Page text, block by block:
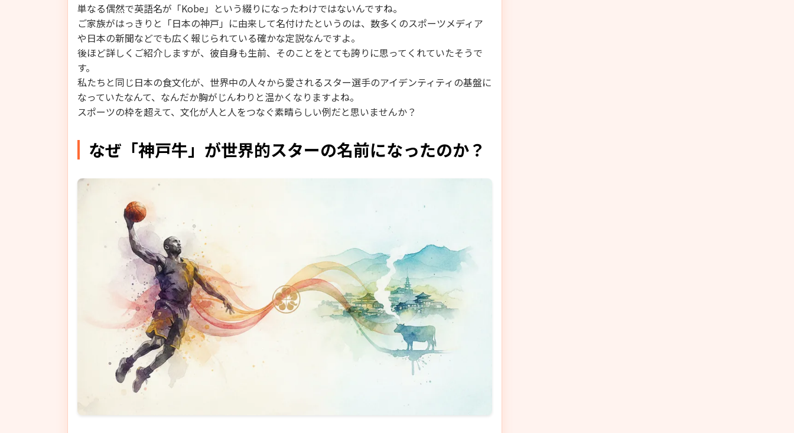
単なる偶然で英語名が「Kobe」という綴りになったわけではないんですね。
ご家族がはっきりと「日本の神戸」に由来して名付けたというのは、数多くのスポーツメディア
や日本の新聞などでも広く報じられている確かな定説なんですよ。
後ほど詳しくご紹介しますが、彼自身も生前、そのことをとても誇りに思ってくれていたそうで
す。
私たちと同じ日本の食文化が、世界中の人々から愛されるスター選手のアイデンティティの基盤に
なっていたなんて、なんだか胸がじんわりと温かくなりますよね。
スポーツの枠を超えて、文化が人と人をつなぐ素晴らしい例だと思いませんか？
なぜ「神戸牛」が世界的スターの名前になったのか？